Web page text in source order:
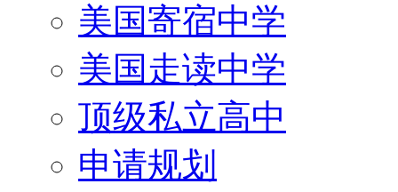
美国寄宿中学
美国走读中学
顶级私立高中
申请规划